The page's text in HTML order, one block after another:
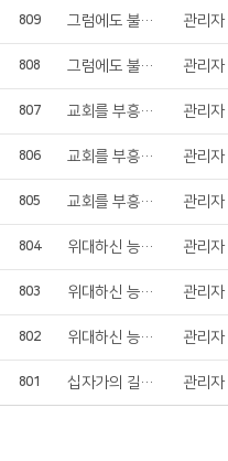
809 그럼에도 불구하고 관리자
808 그럼에도 불구하고 관리자
807 교회를 부흥시키소서 관리자
806 교회를 부흥시키소서 관리자
805 교회를 부흥시키소서 관리자
804 위대하신 능력의 주 관리자
803 위대하신 능력의 주 관리자
802 위대하신 능력의 주 관리자
801 십자가의 길 순교자의 삶 관리자